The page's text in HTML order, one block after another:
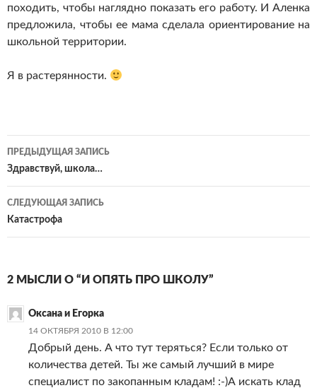
походить, чтобы наглядно показать его работу. И Аленка
предложила, чтобы ее мама сделала ориентирование на
школьной территории.
Я в растерянности.
Навигация
по
записям
ПРЕДЫДУЩАЯ ЗАПИСЬ
Здравствуй, школа…
СЛЕДУЮЩАЯ ЗАПИСЬ
Катастрофа
2 МЫСЛИ О “И ОПЯТЬ ПРО ШКОЛУ”
Оксана и Егорка
14 ОКТЯБРЯ 2010 В 12:00
Добрый день. А что тут теряться? Если только от
количества детей. Ты же самый лучший в мире
специалист по закопанным кладам! :-)А искать клад